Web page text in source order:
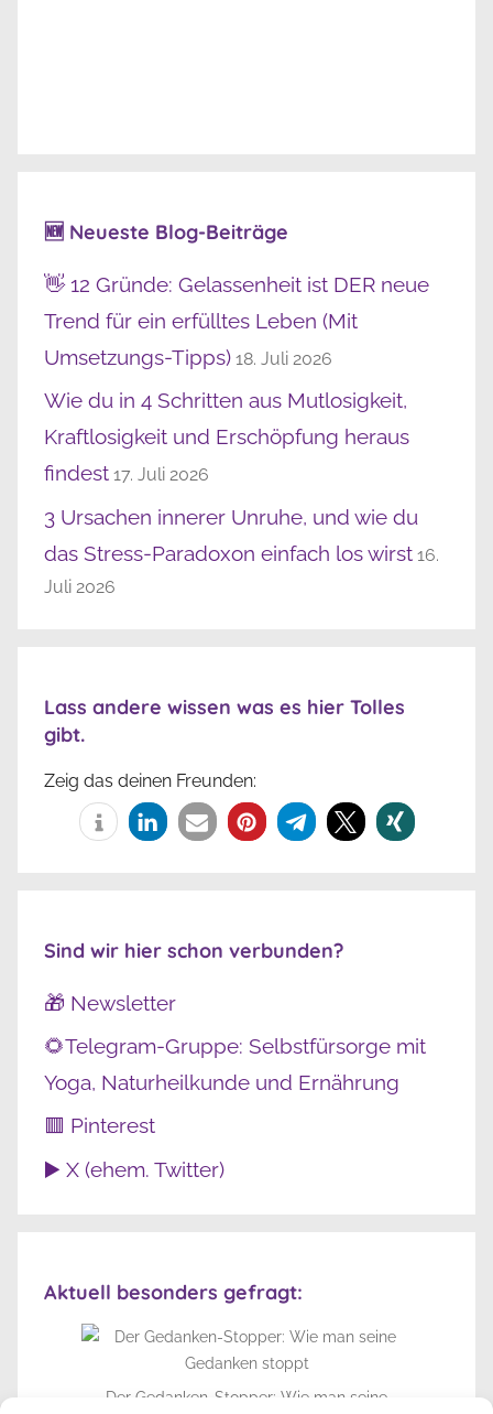
🆕 Neueste Blog-Beiträge
👋 12 Gründe: Gelassenheit ist DER neue
Trend für ein erfülltes Leben (Mit
Umsetzungs-Tipps) 18. Juli 2026
Wie du in 4 Schritten aus Mutlosigkeit,
Kraftlosigkeit und Erschöpfung heraus
findest 17. Juli 2026
3 Ursachen innerer Unruhe, und wie du
das Stress-Paradoxon einfach los wirst 16.
Juli 2026
Lass andere wissen was es hier Tolles
gibt.
Zeig das deinen Freunden:
Sind wir hier schon verbunden?
🎁 Newsletter
🌻Telegram-Gruppe: Selbstfürsorge mit
Yoga, Naturheilkunde und Ernährung
🟥 Pinterest
▶️ X (ehem. Twitter)
Aktuell besonders gefragt:
Der Gedanken-Stopper: Wie man seine